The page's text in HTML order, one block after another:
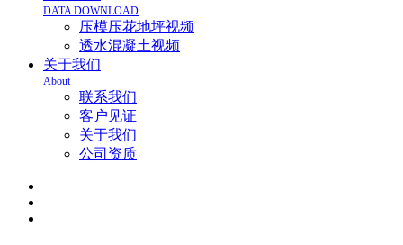
DATA DOWNLOAD
压模压花地坪视频
透水混凝土视频
关于我们
About
联系我们
客户见证
关于我们
公司资质